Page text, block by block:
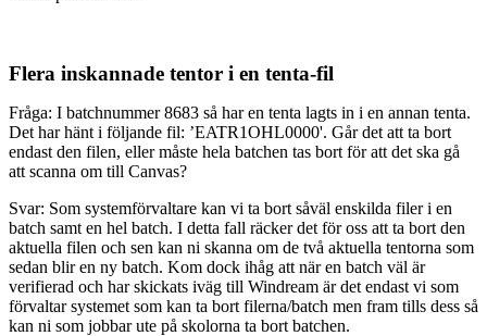
Flera inskannade tentor i en tenta-fil
Fråga: I batchnummer 8683 så har en tenta lagts in i en annan tenta.
Det har hänt i följande fil: ’EATR1OHL0000'. Går det att ta bort
endast den filen, eller måste hela batchen tas bort för att det ska gå
att scanna om till Canvas?
Svar: Som systemförvaltare kan vi ta bort såväl enskilda filer i en
batch samt en hel batch. I detta fall räcker det för oss att ta bort den
aktuella filen och sen kan ni skanna om de två aktuella tentorna som
sedan blir en ny batch. Kom dock ihåg att när en batch väl är
verifierad och har skickats iväg till Windream är det endast vi som
förvaltar systemet som kan ta bort filerna/batch men fram tills dess så
kan ni som jobbar ute på skolorna ta bort batchen.